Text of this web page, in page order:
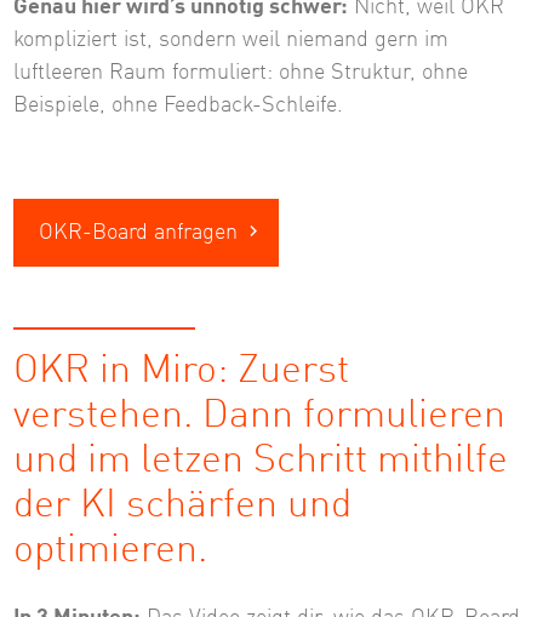
Genau hier wird’s unnötig schwer: Nicht, weil OKR
kompliziert ist, sondern weil niemand gern im
luftleeren Raum formuliert: ohne Struktur, ohne
Beispiele, ohne Feedback-Schleife.
OKR-Board anfragen
OKR in Miro: Zuerst
verstehen. Dann formulieren
und im letzen Schritt mithilfe
der KI schärfen und
optimieren.